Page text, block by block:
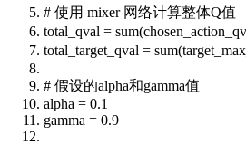
# 使用 mixer 网络计算整体Q值
total_qval = sum
total_target_qval = sum
# 假设的alpha和gamma值
alpha = 0.1
gamma = 0.9